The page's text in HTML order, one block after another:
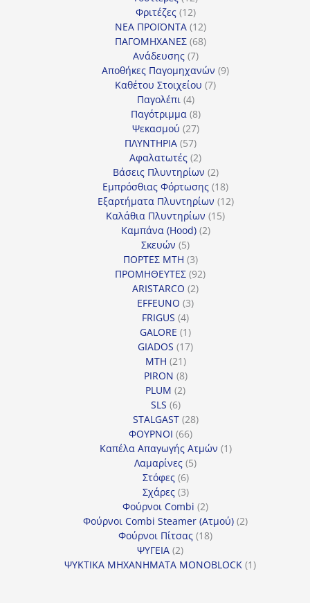
προϊόντα
Φριτέζες 1212
προϊόντα
ΝΕΑ ΠΡΟΪΟΝΤΑ 1212
προϊόντα
ΠΑΓΟΜΗΧΑΝΕΣ 6868
Ανάδευσης 77
προϊόντα
Αποθήκες Παγομηχανών 99
Καθέτου Στοιχείου 77
Παγολέπι 44
προϊόντα
Παγότριμμα 88
προϊόντα
Ψεκασμού 2727
προϊόντα
ΠΛΥΝΤΗΡΙΑ 5757
προϊόντα
Αφαλατωτές 22
προϊόντα
Βάσεις Πλυντηρίων 22
προϊόντα
Εμπρόσθιας Φόρτωσης 1818
προϊόντα
Εξαρτήματα Πλυντηρίων 1212
Καλάθια Πλυντηρίων 1515
Καμπάνα (Hood) 22
Σκευών 55
προϊόντα
ΠΟΡΤΕΣ MTH 33
προϊόντα
ΠΡΟΜΗΘΕΥΤΕΣ 9292
ARISTARCO 22
EFFEUNO 33
FRIGUS 44
προϊόντα
GALORE 11
προϊόν
GIADOS 1717
MTH 2121
προϊόντα
PIRON 88
προϊόντα
PLUM 22
SLS 66
προϊόντα
STALGAST 2828
ΦΟΥΡΝΟΙ 6666
προϊόντα
Καπέλα Απαγωγής Ατμών 11
Λαμαρίνες 55
Στόφες 66
προϊόντα
Σχάρες 33
προϊόντα
Φούρνοι Combi 22
προϊόντα
Φούρνοι Combi Steamer (Ατμού) 22
Φούρνοι Πίτσας 1818
ΨΥΓΕΙΑ 22
προϊόντα
ΨΥΚΤΙΚΑ ΜΗΧΑΝΗΜΑΤΑ MONOBLOCK 11